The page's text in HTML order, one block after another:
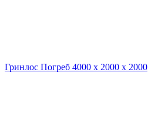
Гринлос Погреб 4000 х 2000 х 2000